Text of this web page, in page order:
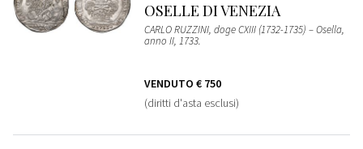
OSELLE DI VENEZIA
CARLO RUZZINI, doge CXIII (1732-1735) – Osella,
anno II, 1733.
VENDUTO € 750
(diritti d'asta esclusi)